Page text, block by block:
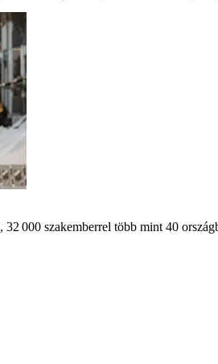
000 szakemberrel több mint 40